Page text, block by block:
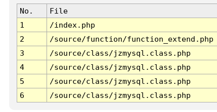
No. File
1
/index.php
2
/source/function/function_extend.php
3
/source/class/jzmysql.class.php
4
/source/class/jzmysql.class.php
5
/source/class/jzmysql.class.php
6
/source/class/jzmysql.class.php